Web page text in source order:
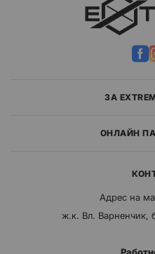
ЗА
ОНЛАЙН
Адрес на
ж.к. Вл. Варненчик,